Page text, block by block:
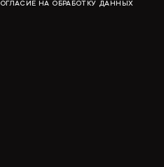
СТРОИТЕЛЬСТВО И
НА ОБРАБОТКУ ДАННЫХ